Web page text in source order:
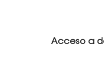
Acceso a